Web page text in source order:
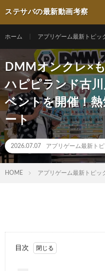
ステサバの最新動画考察
ホーム アプリゲーム最新トピッ
DMMオンクレ×
ハピピランド古
ベントを開催！
ート
2026.07.07 アプリゲーム最新トピ
HOME アプリゲーム最新トピッ
目次